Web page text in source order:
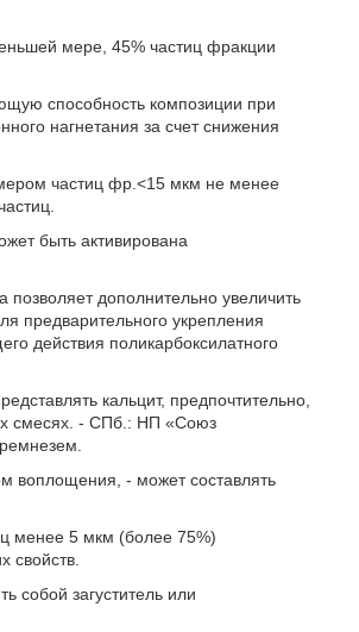
мере, 45% частиц фракции
способность композиции при
нагнетания за счет снижения
частиц фр.<15 мкм не менее
быть активирована
дополнительно увеличить
предварительного укрепления
действия поликарбоксилатного
кальцит, предпочтительно,
смесях. - СПб.: НП «Союз
воплощения, - может составлять
менее 5 мкм (более 75%)
свойств.
собой загуститель или